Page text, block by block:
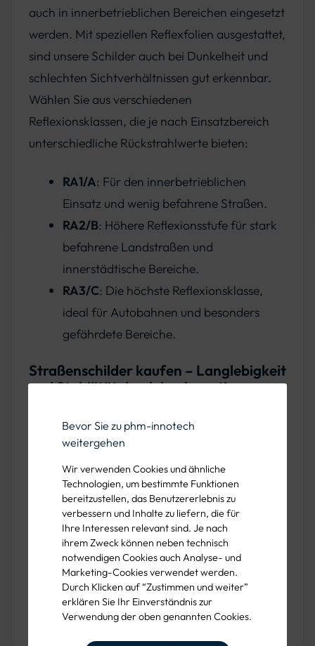
Bevor Sie zu phm-innotech
weitergehen
Wir verwenden Cookies und ähnliche
Technologien, um bestimmte Funktionen
bereitzustellen, das Benutzererlebnis zu
verbessern und Inhalte zu liefern, die für
Ihre Interessen relevant sind. Je nach
ihrem Zweck können neben technisch
notwendigen Cookies auch Analyse- und
Marketing-Cookies verwendet werden.
Durch Klicken auf “Zustimmen und weiter”
erklären Sie Ihr Einverständnis zur
Verwendung der oben genannten Cookies.
auch in innerbetrieblichen Bereichen eingesetzt
werden. Mit speziellen Reflexfolien ausgestattet,
sind unsere Schilder auch bei Dunkelheit und
schlechten Sichtverhältnissen gut erkennbar.
Wählen Sie aus verschiedenen
Reflexionsklassen, die je nach Einsatzbereich
unterschiedliche Rückstrahlwerte bieten:
RA1/A: Für den innerbetrieblichen
Einsatz und wenig befahrene Straßen.
RA2/B: Höhere Reflexionsstufe für stark
befahrene Landstraßen und
innerstädtische Bereiche.
RA3/C: Die höchste Reflexionsklasse,
ideal für Autobahnen und besonders
gefährdete Bereiche.
Straßenschilder kaufen – Langlebigkeit
und Stabilität durch hochwertige
Wenn SieStraßenschilder kaufen
des richtigen Materials entscheidend. Unsere
Schilder bestehen aus robustem,
wetterbeständigem Aluminium, das auch unter
extremen Bedingungen lange hält. Aluminium
ist korrosionsbeständig, leicht und dennoch
stabil. Für spezielle Anwendungen bieten wir
Ihnen zudem Schilder aus verstärktem
Kunststoff an, die sich besonders für den